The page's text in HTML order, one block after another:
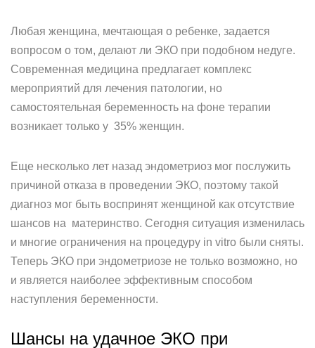
Любая женщина, мечтающая о ребенке, задается
вопросом о том, делают ли ЭКО при подобном недуге.
Современная медицина предлагает комплекс
мероприятий для лечения патологии, но
самостоятельная беременность на фоне терапии
возникает только у 35% женщин.
Еще несколько лет назад эндометриоз мог послужить
причиной отказа в проведении ЭКО, поэтому такой
диагноз мог быть воспринят женщиной как отсутствие
шансов на материнство. Сегодня ситуация изменилась
и многие ограничения на процедуру in vitro были сняты.
Теперь ЭКО при эндометриозе не только возможно, но
и является наиболее эффективным способом
наступления беременности.
Шансы на удачное ЭКО при